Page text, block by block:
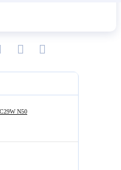
WhatsAppE-posta
N50